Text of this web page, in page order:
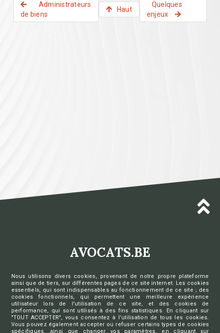
Administrateurs
de biens
Haut
Quelques
enjeux
AVOCATS.BE
et germanophone de Belgique
Charte vie privée
Déclaration vie privée aide juridique de 2ème ligne
Déclaration vie privée DP-A Access
Déclaration vie privée DP-A Sign
Préférences de cookies
Nous utilisons divers cookies, provenant de notre propre plateforme
ainsi que de tiers, sur différentes pages de ce site internet. Les cookies
essentiels, qui sont indispensables au fonctionnement de ce site ; des
cookies fonctionnels, qui permettent une meilleure expérience
utilisateur lors de l'utilisation de ce site, et des cookies de
performance, qui sont utilisés à des fins statistiques. En cliquant sur
"TOUT ACCEPTER", vous consentez à l'utilisation de tous les cookies.
Vous pouvez également accepter ou refuser certains types de cookies
spécifiques, ainsi que changer vos paramètres, en cliquant sur